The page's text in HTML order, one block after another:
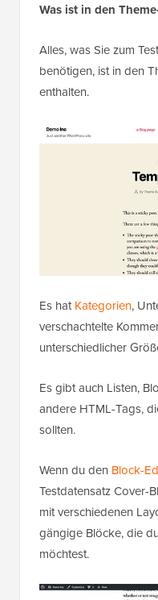
Was ist in den
Alles, was Sie zum
benötigen, ist in den
enthalten.
Es hatKategorien,
verschachtelte
unterschiedlicher
Es gibt auch Listen,
andere HTML-Tags,
sollten.
Wenn du den Block-
Testdatensatz Cover-
mit verschiedenen
gängige Blöcke, die
möchtest.